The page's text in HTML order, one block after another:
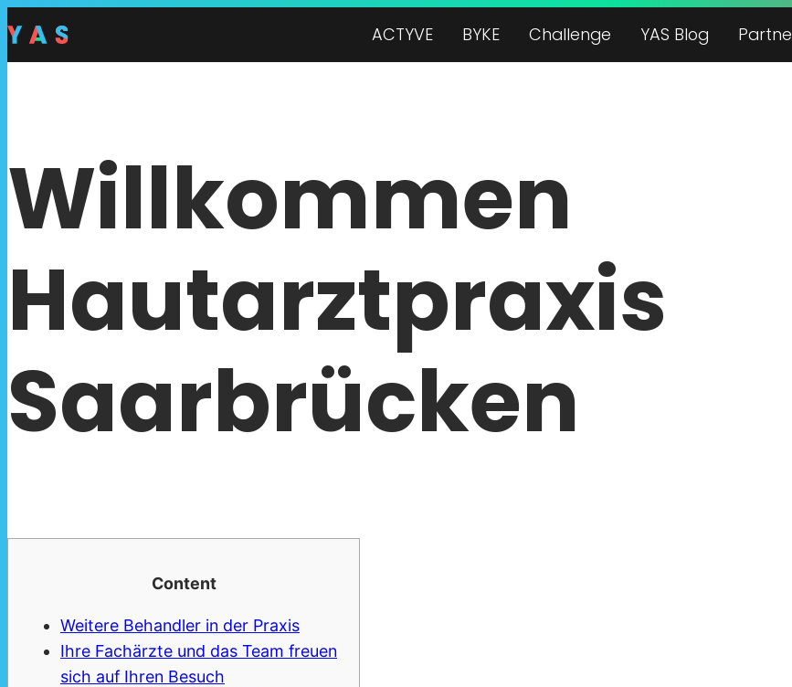
ACTYVE BYKE Challenge YAS Blog
Willkommen
Hautarztpraxis
Saarbrücken
Content
Weitere Behandler in der Praxis
Ihre Fachärzte und das Team freuen
sich auf Ihren Besuch